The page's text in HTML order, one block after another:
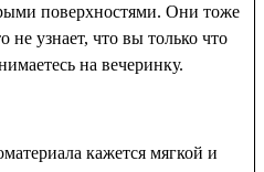
поверхностями. Они тоже
не узнает, что вы только что
на вечеринку.
кажется мягкой и